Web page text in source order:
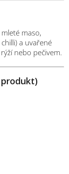
mleté maso,
chilli) a uvařené
rýží nebo pečivem.
produkt)